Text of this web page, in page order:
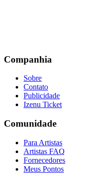
Companhia
Sobre
Contato
Publicidade
Izenu Ticket
Comunidade
Para Artistas
Artistas FAQ
Fornecedores
Meus Pontos